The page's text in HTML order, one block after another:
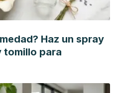
en 2020? Lat Motorsport.
news/marc-marquez-
4919896/
Box Repsol.
es/motogp/marc-marquez-
Márquez comienza con
Haz un spray
tomillo para